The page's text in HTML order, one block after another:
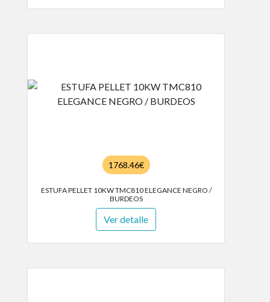
1768.46€
ESTUFA PELLET 10KW TMC810 ELEGANCE NEGRO /
BURDEOS
Ver detalle